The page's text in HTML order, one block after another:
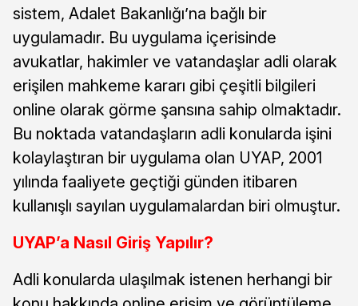
sistem, Adalet Bakanlığı’na bağlı bir
uygulamadır. Bu uygulama içerisinde
avukatlar, hakimler ve vatandaşlar adli olarak
erişilen mahkeme kararı gibi çeşitli bilgileri
online olarak görme şansına sahip olmaktadır.
Bu noktada vatandaşların adli konularda işini
kolaylaştıran bir uygulama olan UYAP, 2001
yılında faaliyete geçtiği günden itibaren
kullanışlı sayılan uygulamalardan biri olmuştur.
UYAP’a Nasıl Giriş Yapılır?
Adli konularda ulaşılmak istenen herhangi bir